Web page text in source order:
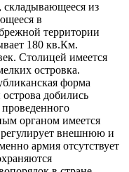
из
в
территории
180 кв.Км.
Столицей имеется
островка.
форма
добились
органом имеется
регулирует внешнюю и
армия отсутствует